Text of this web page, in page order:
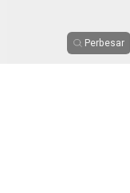
Perbesar